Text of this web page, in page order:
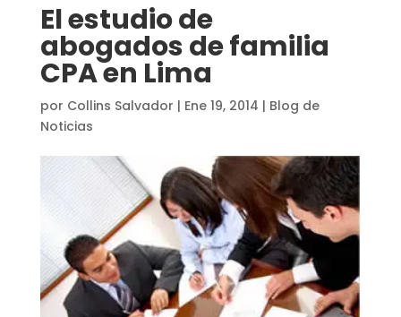
El estudio de
abogados de familia
CPA en Lima
por Collins Salvador | Ene 19, 2014 | Blog de
Noticias